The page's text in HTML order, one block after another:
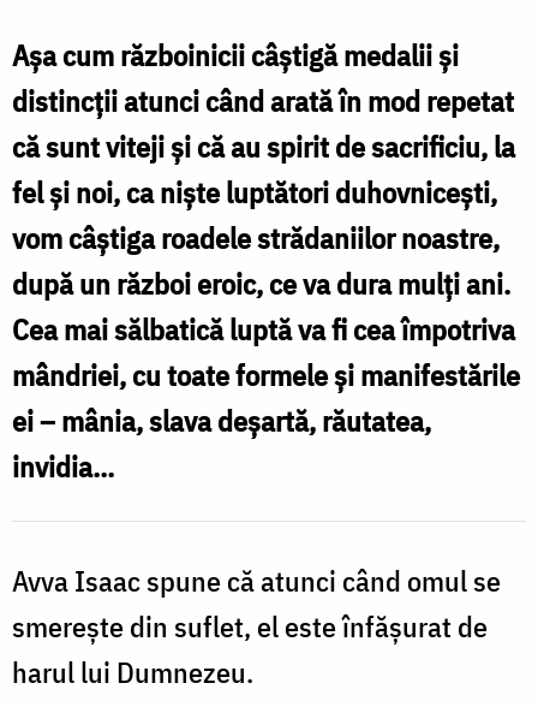
la
pace
și
liniște
sufletească
a
trece
prin
lupta
cu
ispitele
Foto:
Oana
Nechifor
Aşa cum războinicii câştigă medalii şi
distincţii atunci când arată în mod repetat
că sunt viteji şi că au spirit de sacrificiu, la
fel şi noi, ca nişte luptători duhovniceşti,
vom câştiga roadele strădaniilor noastre,
după un război eroic, ce va dura mulţi ani.
Cea mai sălbatică luptă va fi cea împotriva
mândriei, cu toate formele şi manifestările
ei – mânia, slava deşartă, răutatea,
invidia...
Avva Isaac spune că atunci când omul se
smereşte din suflet, el este înfăşurat de
harul lui Dumnezeu.